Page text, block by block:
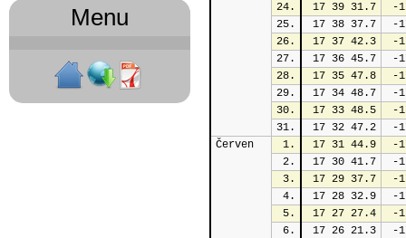
Menu
24.
17 39 31.7
-
25.
17 38 37.7
-
26.
17 37 42.3
-
27.
17 36 45.7
-
28.
17 35 47.8
-
29.
17 34 48.7
-
30.
17 33 48.5
-
31.
17 32 47.2
-
Červen
1. 17 31 44.9
-
2.
17 30 41.7
-
3.
17 29 37.7
-
4.
17 28 32.9
-
5.
17 27 27.4
-
6.
17 26 21.3
-